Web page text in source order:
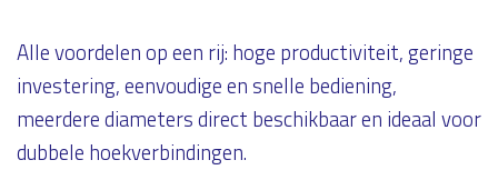
Alle voordelen op een rij: hoge productiviteit, geringe
investering, eenvoudige en snelle bediening,
meerdere diameters direct beschikbaar en ideaal voor
dubbele hoekverbindingen.